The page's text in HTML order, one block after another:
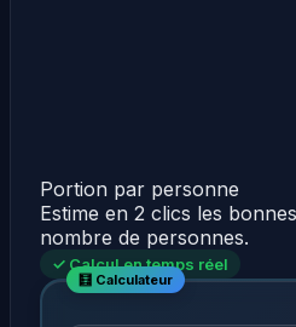
Portion par personne
Estime en 2 clics les
nombre de personnes.
✓ Calcul en temps réel